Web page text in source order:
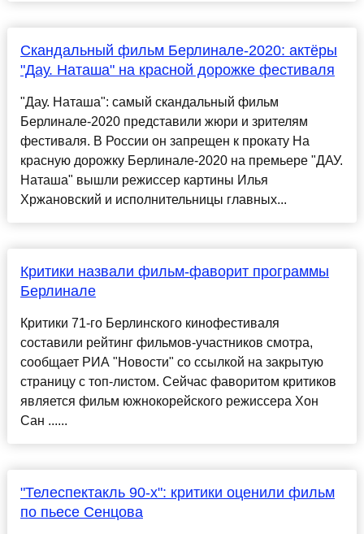
Скандальный фильм Берлинале-2020: актёры
"Дау. Наташа" на красной дорожке фестиваля
"Дау. Наташа": самый скандальный фильм
Берлинале-2020 представили жюри и зрителям
фестиваля. В России он запрещен к прокату На
красную дорожку Берлинале-2020 на премьере "ДАУ.
Наташа" вышли режиссер картины Илья
Хржановский и исполнительницы главных...
Критики назвали фильм-фаворит программы
Берлинале
Критики 71-го Берлинского кинофестиваля
составили рейтинг фильмов-участников смотра,
сообщает РИА "Новости" со ссылкой на закрытую
страницу с топ-листом. Сейчас фаворитом критиков
является фильм южнокорейского режиссера Хон
Сан ......
"Телеспектакль 90-х": критики оценили фильм
по пьесе Сенцова